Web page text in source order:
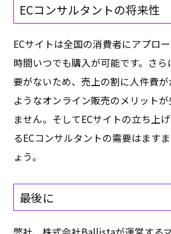
ECコンサルタントの将来性
ECサイトは全国の消費者にアプロ
時間いつでも購入が可能です。さ
要がないため、売上の割に人件費
ようなオンライン販売のメリット
ません。そしてECサイトの立ち上
るECコンサルタントの需要はます
ょう。
最後に